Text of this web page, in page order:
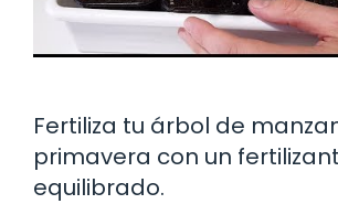
Fertiliza tu árbol de
primavera con un
equilibrado.